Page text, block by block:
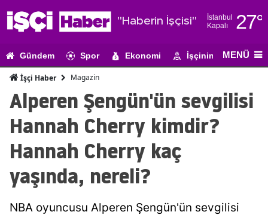
"Haberin İşçisi"
İstanbul
Kapalı
27°
Adıyaman
Ağrı
Artvin
Gündem Spor Ekonomi İşçinin Gündemi
MENÜ
İşçi Haber Magazin
Alperen Şengün'ün sevgilisi
Hannah Cherry kimdir?
Hannah Cherry kaç
yaşında, nereli?
NBA oyuncusu Alperen Şengün'ün sevgilisi